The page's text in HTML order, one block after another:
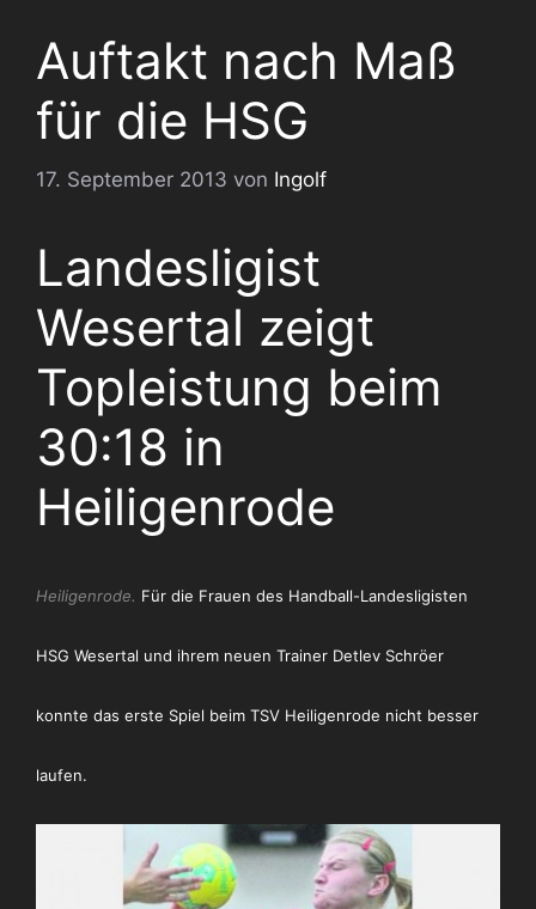
Auftakt nach Maß
für die HSG
17. September 2013 von Ingolf
Landesligist
Wesertal zeigt
Topleistung beim
30:18 in
Heiligenrode
Heiligenrode. Für die Frauen des Handball-Landesligisten
HSG Wesertal und ihrem neuen Trainer Detlev Schröer
konnte das erste Spiel beim TSV Heiligenrode nicht besser
laufen.